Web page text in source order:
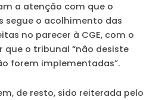
a atenção com que o
segue o acolhimento das
no parecer à CGE, com o
que o tribunal “não desiste
forem implementadas”.
de resto, sido reiterada pelo